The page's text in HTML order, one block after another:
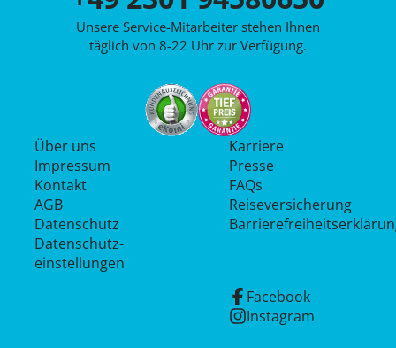
Unsere Service-Mitarbeiter stehen Ihnen
täglich von 8-22 Uhr zur Verfügung.
Über uns
Impressum
Kontakt
AGB
Datenschutz
Datenschutz­
einstellungen
Karriere
Presse
FAQs
Reiseversicherung
Facebook
Instagram